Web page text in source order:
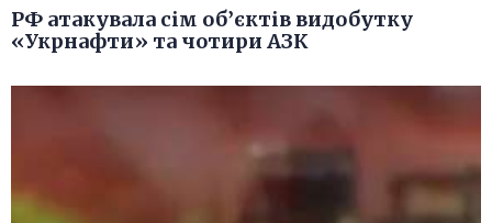
РФ атакувала сім об’єктів видобутку
«Укрнафти» та чотири АЗК